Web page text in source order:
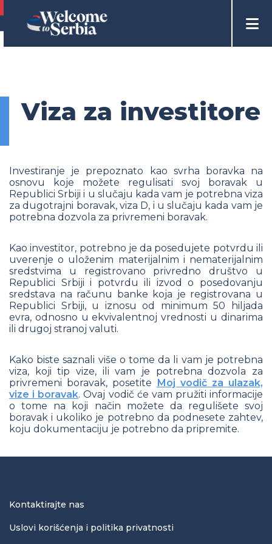
Viza za investitore
Investiranje je prepoznato kao svrha boravka na
osnovu koje možete regulisati svoj boravak u
Republici Srbiji i u slučaju kada vam je potrebna viza
za dugotrajni boravak, viza D, i u slučaju kada vam je
potrebna dozvola za privremeni boravak.
Kao investitor, potrebno je da posedujete potvrdu ili
uverenje o uloženim materijalnim i nematerijalnim
sredstvima u registrovano privredno društvo u
Republici Srbiji i potvrdu ili izvod o posedovanju
sredstava na računu banke koja je registrovana u
Republici Srbiji, u iznosu od minimum 50 hiljada
evra, odnosno u ekvivalentnoj vrednosti u dinarima
ili drugoj stranoj valuti.
Kako biste saznali više o tome da li vam je potrebna
viza, koji tip vize, ili vam je potrebna dozvola za
privremeni boravak, posetite Мој vodič za ulazak,
vize i boravak. Ovaj vodič će vam pružiti informacije
o tome na koji način možete da regulišete svoj
boravak i ukoliko je potrebno da podnesete zahtev,
koju dokumentaciju je potrebno da pripremite.
Kontaktirajte nas
Uslovi korišćenja i politika privatnosti